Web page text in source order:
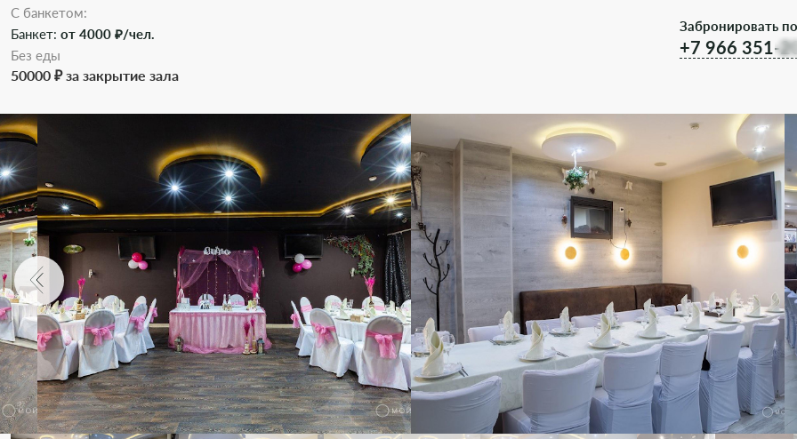
C банкетом:
Банкет: от 4000 ₽/чел.
Без еды
50000 ₽ за закрытие зала
Забронировать
+7 966 351-